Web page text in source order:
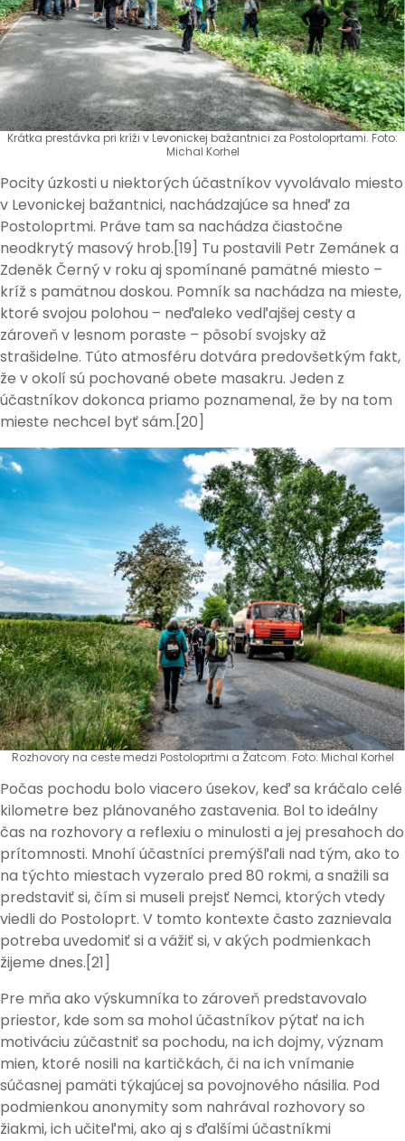
Krátka prestávka pri kríži v Levonickej bažantnici za Postoloprtami. Foto:
Michal Korhel
Pocity úzkosti u niektorých účastníkov vyvolávalo miesto
v Levonickej bažantnici, nachádzajúce sa hneď za
Postoloprtmi. Práve tam sa nachádza čiastočne
neodkrytý masový hrob.[19] Tu postavili Petr Zemánek a
Zdeněk Černý v roku aj spomínané pamätné miesto –
kríž s pamätnou doskou. Pomník sa nachádza na mieste,
ktoré svojou polohou – neďaleko vedľajšej cesty a
zároveň v lesnom poraste – pôsobí svojsky až
strašidelne. Túto atmosféru dotvára predovšetkým fakt,
že v okolí sú pochované obete masakru. Jeden z
účastníkov dokonca priamo poznamenal, že by na tom
mieste nechcel byť sám.[20]
Rozhovory na ceste medzi Postoloprtmi a Žatcom. Foto: Michal Korhel
Počas pochodu bolo viacero úsekov, keď sa kráčalo celé
kilometre bez plánovaného zastavenia. Bol to ideálny
čas na rozhovory a reflexiu o minulosti a jej presahoch do
prítomnosti. Mnohí účastníci premýšľali nad tým, ako to
na týchto miestach vyzeralo pred 80 rokmi, a snažili sa
predstaviť si, čím si museli prejsť Nemci, ktorých vtedy
viedli do Postoloprt. V tomto kontexte často zaznievala
potreba uvedomiť si a vážiť si, v akých podmienkach
žijeme dnes.[21]
Pre mňa ako výskumníka to zároveň predstavovalo
priestor, kde som sa mohol účastníkov pýtať na ich
motiváciu zúčastniť sa pochodu, na ich dojmy, význam
mien, ktoré nosili na kartičkách, či na ich vnímanie
súčasnej pamäti týkajúcej sa povojnového násilia. Pod
podmienkou anonymity som nahrával rozhovory so
žiakmi, ich učiteľmi, ako aj s ďalšími účastníkmi